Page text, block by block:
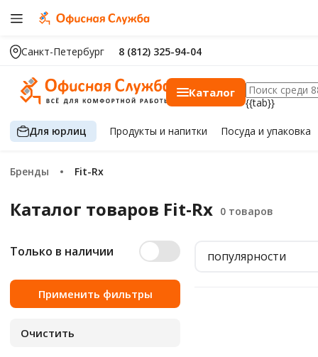
Санкт-Петербург 8 (812) 325-94-04
Каталог
{{tab}}
Для юрлиц Продуктыи напитки Посуда и упаковка
Бренды Fit-Rx
Каталог товаров Fit-Rx
Только в наличии популярности